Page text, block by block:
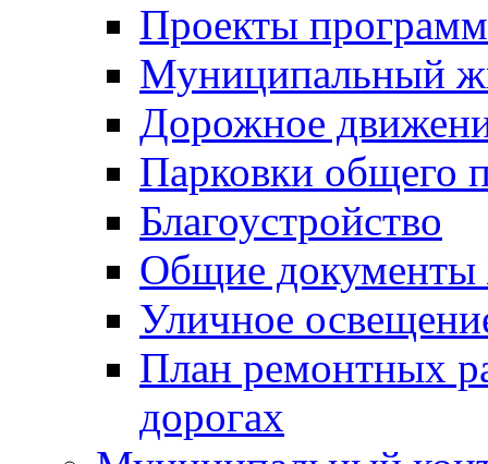
Проекты программ
Муниципальный
Дорожное
Парковки общего
Благоустройство
Общие
Уличное
План ремонтных
дорогах